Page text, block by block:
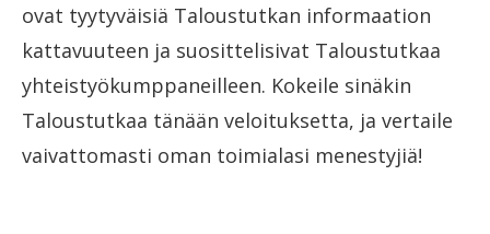
ovat tyytyväisiä Taloustutkan informaation
kattavuuteen ja suosittelisivat Taloustutkaa
yhteistyökumppaneilleen. Kokeile sinäkin
Taloustutkaa tänään veloituksetta, ja vertaile
vaivattomasti oman toimialasi menestyjiä!